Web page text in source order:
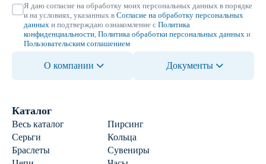
Я даю согласие на обработку моих персональных данных в порядке
и на условиях, указанных в Согласие на обработку персональных
данных и подтверждаю ознакомление с Политика
конфиденциальности Политика обработки персональных данных и
Пользовательским соглашением
О компании Документы
Каталог
Весь каталог
Пирсинг
Серьги
Кольца
Браслеты
Сувениры